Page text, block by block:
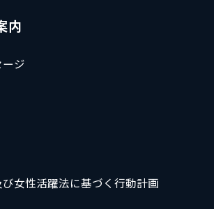
内
ジ
女性活躍法に基づく行動計画